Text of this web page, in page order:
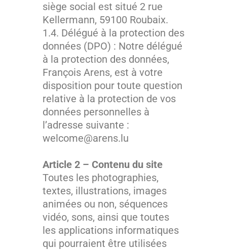
siège social est situé 2 rue
Kellermann, 59100 Roubaix.
1.4. Délégué à la protection des
données (DPO) : Notre délégué
à la protection des données,
François Arens, est à votre
disposition pour toute question
relative à la protection de vos
données personnelles à
l’adresse suivante :
welcome@arens.lu
Article 2 – Contenu du site
Toutes les photographies,
textes, illustrations, images
animées ou non, séquences
vidéo, sons, ainsi que toutes
les applications informatiques
qui pourraient être utilisées